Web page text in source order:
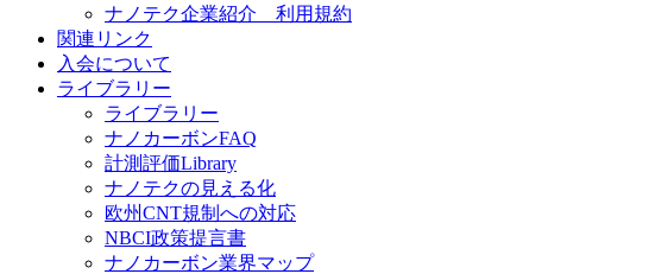
ナノテク企業紹介 利用規約
関連リンク
入会について
ライブラリー
ライブラリー
ナノカーボンFAQ
計測評価Library
ナノテクの見える化
欧州CNT規制への対応
NBCI政策提言書
ナノカーボン業界マップ